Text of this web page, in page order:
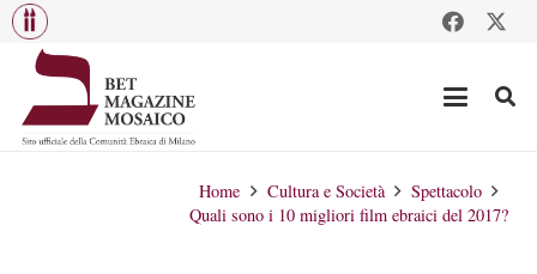
Home Cultura e Società
Spettacolo
Quali sono i 10 migliori film ebraici del 2017?